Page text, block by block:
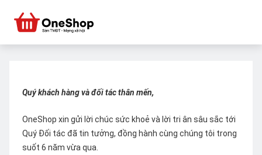
Quý khách hàng và đối tác thân mến,
OneShop xin gửi lời chúc sức khoẻ và lời tri ân sâu sắc tới
Quý Đối tác đã tin tưởng, đồng hành cùng chúng tôi trong
suốt 6 năm vừa qua.